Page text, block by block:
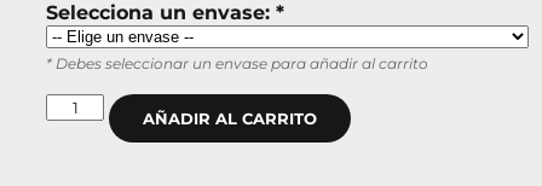
Selecciona un envase: *
* Debes seleccionar un envase para añadir al carrito
AÑADIR AL CARRITO